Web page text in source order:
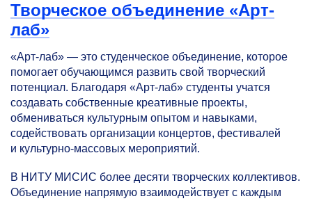
Творческое объединение «Арт-
лаб»
«Арт-лаб» — это студенческое объединение, которое
помогает обучающимся развить свой творческий
потенциал. Благодаря «Арт-лаб» студенты учатся
создавать собственные креативные проекты,
обмениваться культурным опытом и навыками,
содействовать организации концертов, фестивалей
и культурно-массовых мероприятий.
В НИТУ МИСИС более десяти творческих коллективов.
Объединение напрямую взаимодействует с каждым